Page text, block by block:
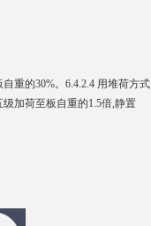
重的30%。6.4.2.4 用堆荷方式
加荷至板自重的1.5倍,静置